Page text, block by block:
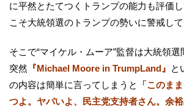
に平然とたてつくトランプの能力も評価
こそ大統領選のトランプの勢いに警戒して
そこで“マイケル・ムーア”監督は大統領選
突然 『Michael Moore in TrumpLand』 と
の内容は簡単に言ってしまうと
「このま
つよ。ヤバいよ、民主党支持者さん。余